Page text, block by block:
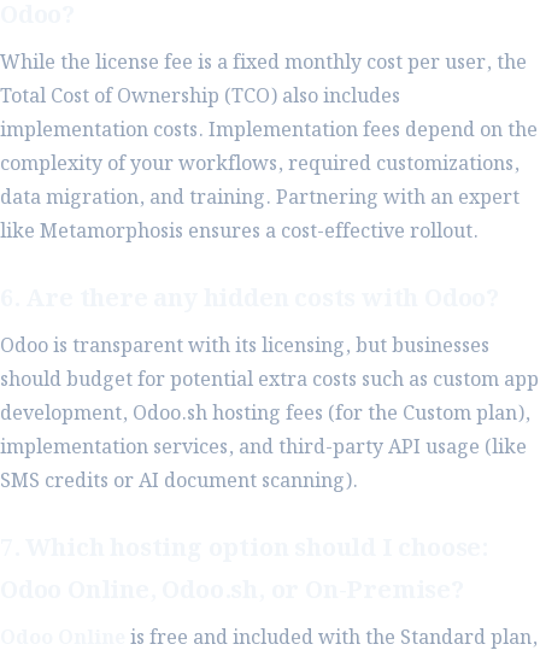
While the license fee is a fixed monthly cost per user, the
Total Cost of Ownership (TCO) also includes
implementation costs. Implementation fees depend on the
complexity of your workflows, required customizations,
data migration, and training. Partnering with an expert
like Metamorphosis ensures a cost-effective rollout.
Odoo is transparent with its licensing, but businesses
should budget for potential extra costs such as custom app
development, Odoo.sh hosting fees (for the Custom plan),
implementation services, and third-party API usage (like
SMS credits or AI document scanning).
is free and included with the Standard plan,